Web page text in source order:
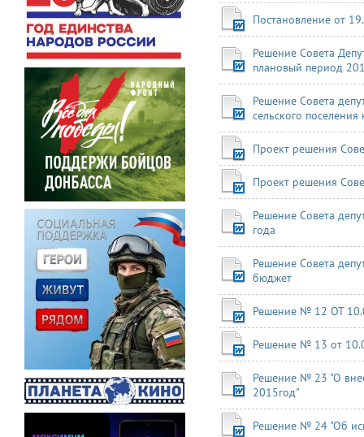
Постановление от
Решение Совета
плановый период
Решение Совета
сельского
Проект решения
Проект решения
Решение Совета
года
Решение Совета
бюджет
Решение № 12 ОТ
Решение № 13 от
Решение № 23 "О
2015год"
Решение № 24 "Об